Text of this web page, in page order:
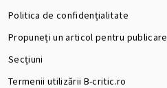
Politica de confidențialitate
Propuneți un articol pentru publicare
Secțiuni
Termenii utilizării B-critic.ro